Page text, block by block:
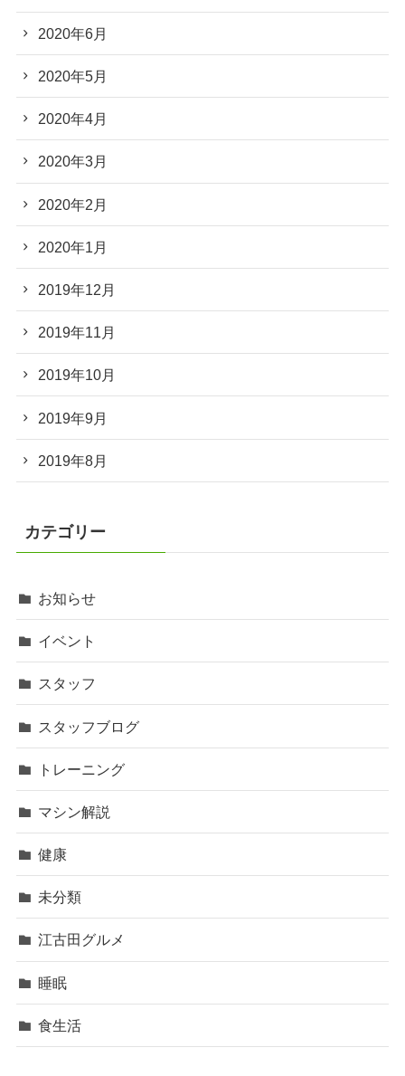
2020年6月
2020年5月
2020年4月
2020年3月
2020年2月
2020年1月
2019年12月
2019年11月
2019年10月
2019年9月
2019年8月
カテゴリー
お知らせ
イベント
スタッフ
スタッフブログ
トレーニング
マシン解説
健康
未分類
江古田グルメ
睡眠
食生活